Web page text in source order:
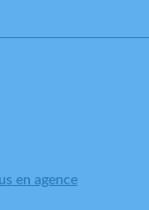
en agence